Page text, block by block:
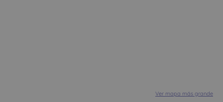
Ver mapa más grande